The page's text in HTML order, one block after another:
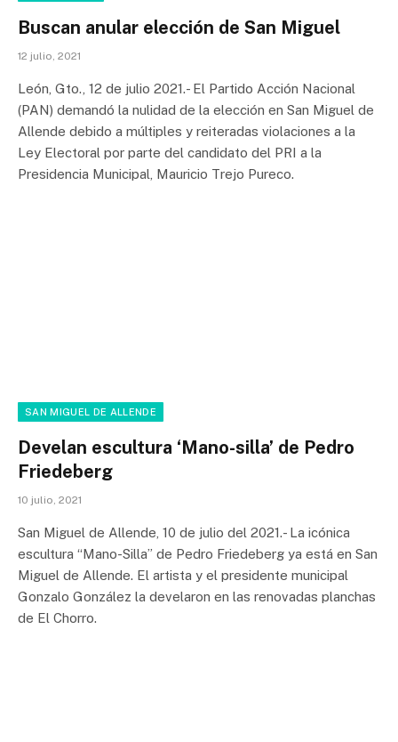
Buscan anular elección de San Miguel
12 julio, 2021
León, Gto., 12 de julio 2021.- El Partido Acción Nacional
(PAN) demandó la nulidad de la elección en San Miguel de
Allende debido a múltiples y reiteradas violaciones a la
Ley Electoral por parte del candidato del PRI a la
Presidencia Municipal, Mauricio Trejo Pureco.
SAN MIGUEL DE ALLENDE
Develan escultura ‘Mano-silla’ de Pedro
Friedeberg
10 julio, 2021
San Miguel de Allende, 10 de julio del 2021.- La icónica
escultura “Mano-Silla” de Pedro Friedeberg ya está en San
Miguel de Allende. El artista y el presidente municipal
Gonzalo González la develaron en las renovadas planchas
de El Chorro.